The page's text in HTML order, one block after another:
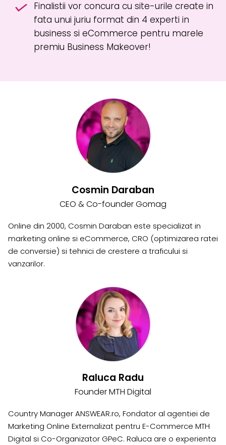
Finalistii vor concura cu site-urile create in
fata unui juriu format din 4 experti in
business si eCommerce pentru marele
premiu Business Makeover!
Cosmin Daraban
CEO & Co-founder Gomag
Online din 2000, Cosmin Daraban este specializat in
marketing online si eCommerce, CRO (optimizarea ratei
de conversie) si tehnici de crestere a traficului si
vanzarilor.
Raluca Radu
Founder MTH Digital
Country Manager ANSWEAR.ro, Fondator al agentiei de
Marketing Online Externalizat pentru E-Commerce MTH
Digital si Co-Organizator GPeC. Raluca are o experienta